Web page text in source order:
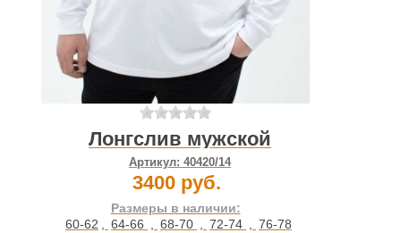
Лонгслив мужской
Артикул: 40420/14
3400 руб.
Размеры в наличии:
60-62 , 64-66 , 68-70 , 72-74 , 76-78